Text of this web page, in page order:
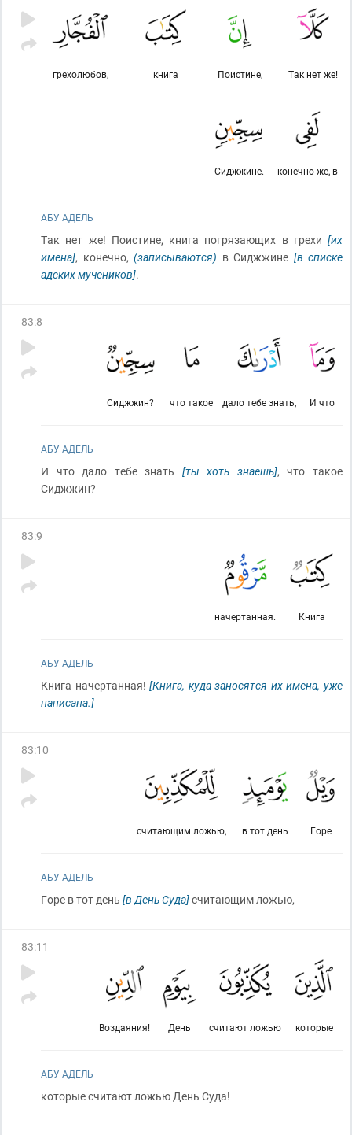
Так нет же!
Поистине,
книга
грехолюбов,
конечно же, в
Сиджжине.
АБУ АДЕЛЬ
Так нет же! Поистине, книга погрязающих в грехи [их
имена], конечно, (записываются) в Сиджжине [в списке
адских мучеников].
83:8
И что
дало тебе знать,
что такое
Сиджжин?
АБУ АДЕЛЬ
И что дало тебе знать [ты хоть знаешь], что такое
Сиджжин?
83:9
Книга
начертанная.
АБУ АДЕЛЬ
Книга начертанная![Книга, куда заносятся их имена, уже
написана.]
83:10
Горе
в тот день
считающим ложью,
АБУ АДЕЛЬ
Горе в тот день [в День Суда]считающим ложью,
83:11
которые
считают ложью
День
Воздаяния!
АБУ АДЕЛЬ
которые считают ложью День Суда!